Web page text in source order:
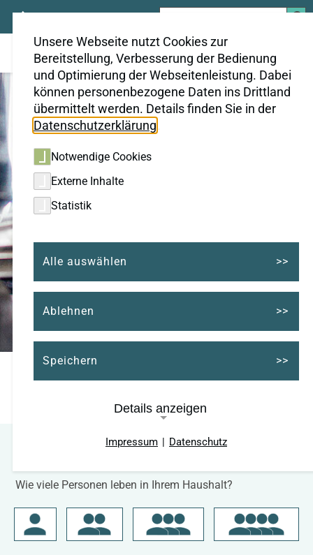
Suchen
Unsere Erdgas-Tarife
Ihren Gasvertrag berechnen
Wie viele Personen leben in Ihrem Haushalt?
Unsere Webseite nutzt Cookies zur
Bereitstellung, Verbesserung der Bedienung
und Optimierung der Webseitenleistung. Dabei
können personenbezogene Daten ins Drittland
übermittelt werden. Details finden Sie in der
Datenschutzerklärung.
Notwendige Cookies
Externe Inhalte
Statistik
Alle auswählen
Ablehnen
Speichern
Details anzeigen
Cookie Consent
Name:
cookie_consent
Impressum | Datenschutz